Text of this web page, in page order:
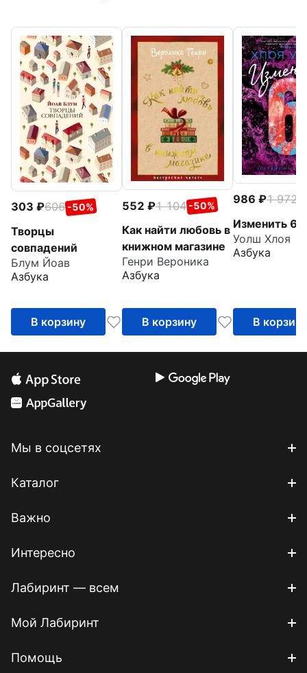
303 606 -50%
Творцы
совпадений
Блум Йоав
Азбука
В корзину
552 1 104 -50%
Как найти любовь в
книжном магазине
Генри Вероника
Азбука
В корзину
986 1 972
Изменить 6-
Уолш Хлоя
Азбука
В корзину
Мы в соцсетях
Каталог
Важно
Интересно
Лабиринт — всем
Мой Лабиринт
Помощь